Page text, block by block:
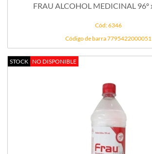
Cód: 6346
Código de barra 7795422000051
STOCK NO DISPONIBLE